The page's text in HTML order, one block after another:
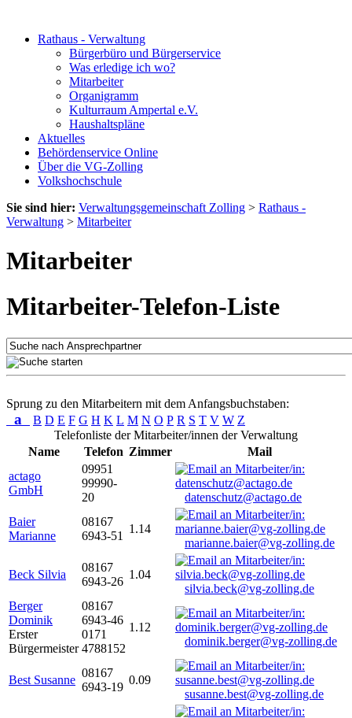
Rathaus - Verwaltung
Bürgerbüro und Bürgerservice
Was erledige ich wo?
Mitarbeiter
Organigramm
Kulturraum Ampertal e.V.
Haushaltspläne
Aktuelles
Behördenservice Online
Über die VG-Zolling
Volkshochschule
Sie sind hier: Verwaltungsgemeinschaft Zolling > Rathaus -
Verwaltung > Mitarbeiter
Mitarbeiter
Mitarbeiter-Telefon-Liste
Sprung zu den Mitarbeitern mit dem Anfangsbuchstaben:
a B D E F G H K L M N O P R S T V W Z
Telefonliste der Mitarbeiter/innen der Verwaltung
Name
Telefon Zimmer
Mail
actago
GmbH
09951
99990-
20
datenschutz@actago.de
Baier
Marianne
08167
6943-51
1.14
marianne.baier@vg-zolling.de
Beck Silvia
08167
6943-26
1.04
silvia.beck@vg-zolling.de
Berger
Dominik
Erster
Bürgermeister
08167
6943-46
0171
4788152
1.12
dominik.berger@vg-zolling.de
Best Susanne
08167
6943-19
0.09
susanne.best@vg-zolling.de